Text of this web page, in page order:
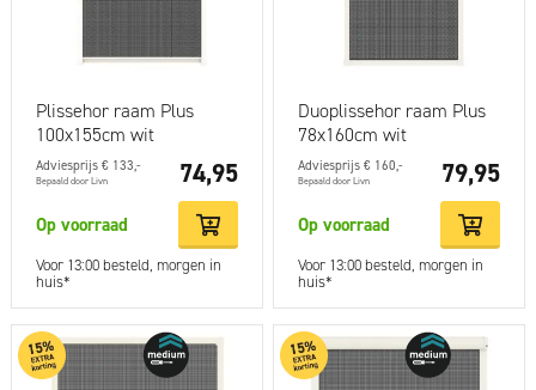
Plissehor raam Plus
100x155cm wit
Adviesprijs € 133,-
Bepaald door Livn 74,95
Op voorraad
Voor 13:00 besteld, morgen in
huis*
Duoplissehor raam Plus
78x160cm wit
Adviesprijs € 160,-
Bepaald door Livn 79,95
Op voorraad
Voor 13:00 besteld, morgen in
huis*